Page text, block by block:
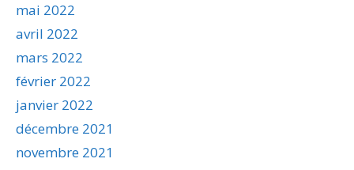
mai 2022
avril 2022
mars 2022
février 2022
janvier 2022
décembre 2021
novembre 2021